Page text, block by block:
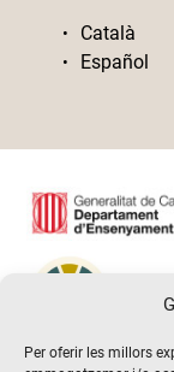
Per oferir les millors
Català
Español